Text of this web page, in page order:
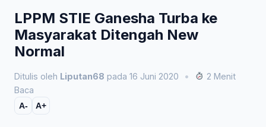
LPPM STIE Ganesha Turba ke
Masyarakat Ditengah New
Normal
Ditulis oleh Liputan68 pada 16 Juni 2020 •
2 Menit
Baca
A- A+